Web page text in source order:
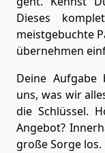
Dieses
meistgebuchte
übernehmen
Deine Aufgabe
uns, was wir
die Schlüssel.
Angebot?
große Sorge los.